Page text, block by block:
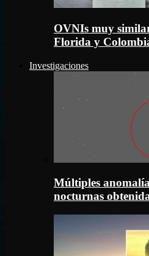
OVNIs muy
Florida y
Investigaciones
Múltiples
nocturnas